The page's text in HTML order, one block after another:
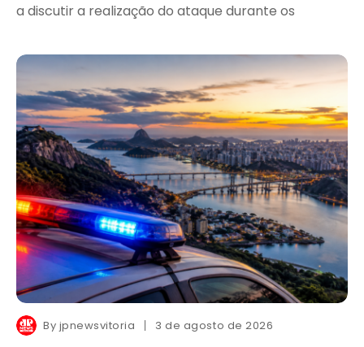
a discutir a realização do ataque durante os
By jpnewsvitoria 3 de agosto de 2026